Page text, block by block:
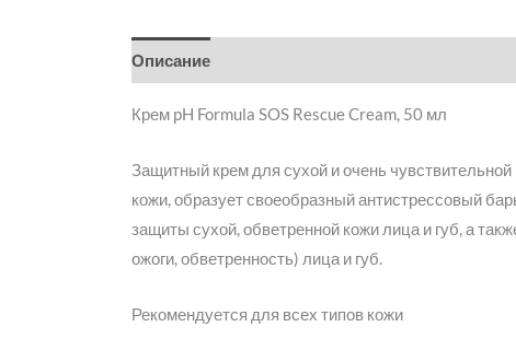
Описание
Крем pH Formula SOS Rescue Cream, 50 мл
Защитный крем для сухой и очень
кожи, образует своеобразный антистрессовый
защиты сухой, обветренной кожи лица и губ, а
ожоги, обветренность) лица и губ.
Рекомендуется для всех типов кожи